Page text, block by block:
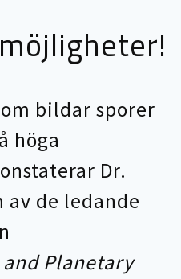
bildar sporer
höga
Dr.
av de ledande
Planetary